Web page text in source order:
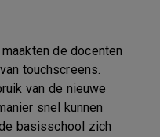
de docenten
touchscreens.
van de nieuwe
snel kunnen
basisschool zich